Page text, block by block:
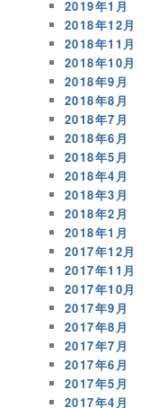
2019年1月
2018年12月
2018年11月
2018年10月
2018年9月
2018年8月
2018年7月
2018年6月
2018年5月
2018年4月
2018年3月
2018年2月
2018年1月
2017年12月
2017年11月
2017年10月
2017年9月
2017年8月
2017年7月
2017年6月
2017年5月
2017年4月